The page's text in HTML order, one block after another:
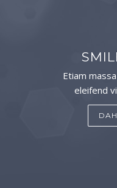
Etiam
eleifend